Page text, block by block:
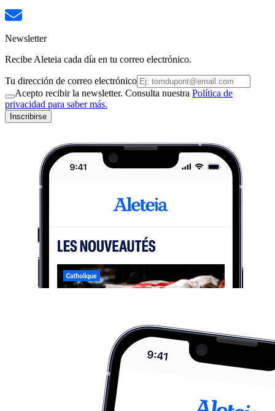
Newsletter
Recibe Aleteia cada día en tu correo electrónico.
Tu dirección de correo electrónico
Acepto recibir la newsletter. Consulta nuestra Política de
privacidad para saber más.
Inscribirse